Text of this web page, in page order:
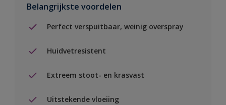
Belangrijkste voordelen
Perfect verspuitbaar, weinig overspray
Huidvetresistent
Extreem stoot- en krasvast
Uitstekende vloeiing